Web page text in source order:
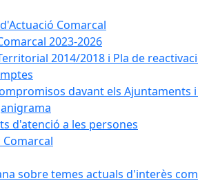
Comarcal
2023-2026
2014/2018 i Pla de
davant els Ajuntaments
d'atenció a les persones
sobre temes actuals d'interès